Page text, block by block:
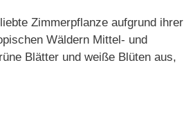
Zimmerpflanze aufgrund ihrer
Wäldern Mittel- und
Blätter und weiße Blüten aus,